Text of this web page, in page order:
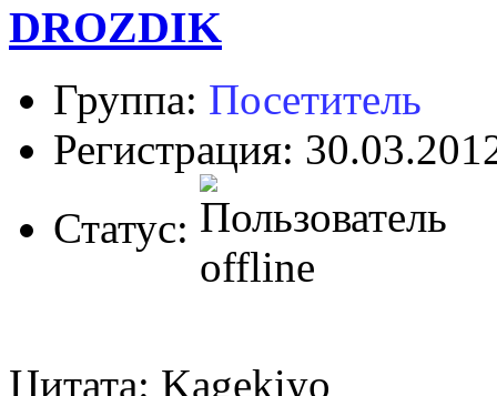
DROZDIK
Группа: Посетитель
Регистрация:
Статус:
Цитата: Kagekiyo